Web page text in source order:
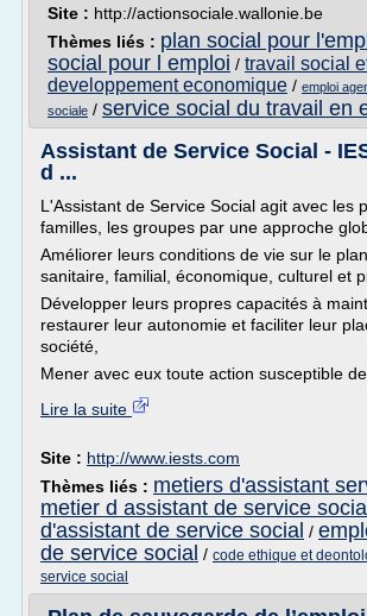
Site : http://actionsociale.wallonie.be
Thèmes liés : plan social pour
social pour l emploi / travail social
developpement economique / emploi
sociale / service social du travail en
Assistant de Service Social -
d ...
L'Assistant de Service Social agit avec les
familles, les groupes par une approche
Améliorer leurs conditions de vie sur le
sanitaire, familial, économique, culturel et
Développer leurs propres capacités à
restaurer leur autonomie et faciliter leur
société,
Mener avec eux toute action susceptible
Lire la suite
Site : http://www.iests.com
Thèmes liés : metiers d'assistant
metier d assistant de service social
d'assistant de service social /
de service social / code ethique et
service social